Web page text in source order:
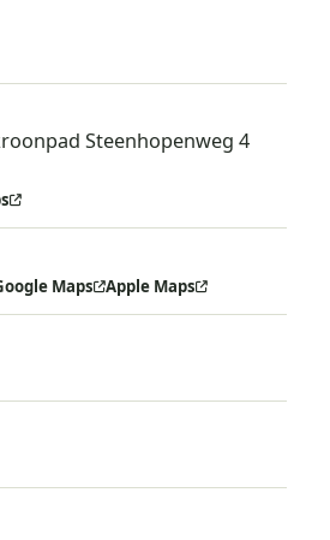
Steenhopenweg 4
Maps Apple Maps